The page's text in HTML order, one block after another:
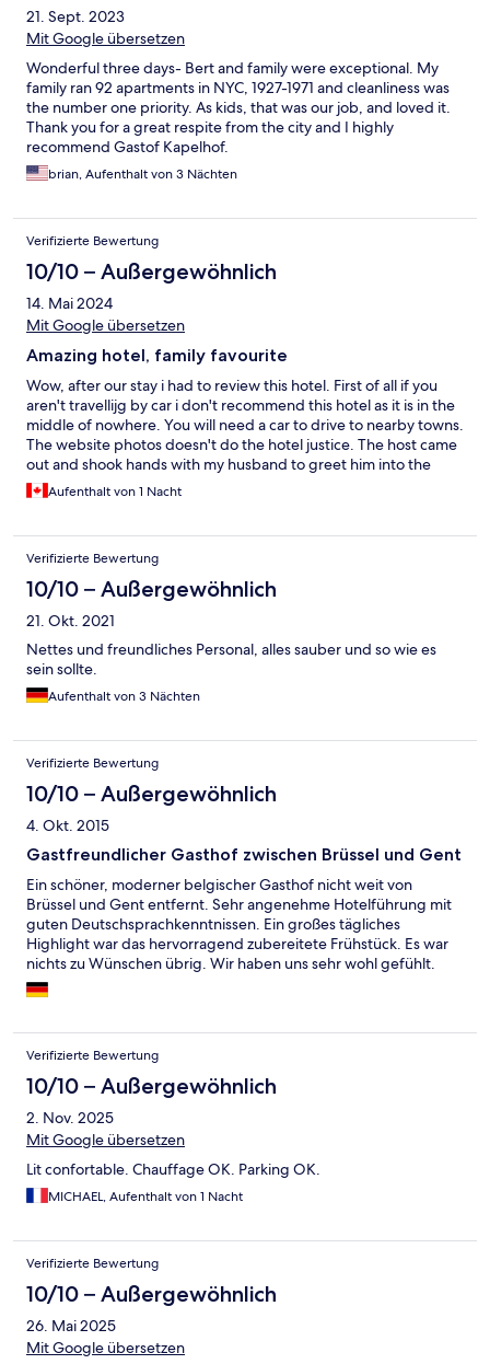
21. Sept. 2023
Mit Google übersetzen
Wonderful three days- Bert and family were exceptional. My
family ran 92 apartments in NYC, 1927-1971 and cleanliness was
the number one priority. As kids, that was our job, and loved it.
Thank you for a great respite from the city and I highly
recommend Gastof Kapelhof.
brian, Aufenthalt von 3 Nächten
Verifizierte Bewertung
10/10 – Außergewöhnlich
14. Mai 2024
Mit Google übersetzen
Amazing hotel, family favourite
Wow, after our stay i had to review this hotel. First of all if you
aren't travellijg by car i don't recommend this hotel as it is in the
middle of nowhere. You will need a car to drive to nearby towns.
The website photos doesn't do the hotel justice. The host came
out and shook hands with my husband to greet him into the
hotel as well as take him on a tour around and show him photos
of his family. The hotel was spotless and beautiful. You can tell
chickens and rabbits. Our kids really enjoyed that. The room or
more like an apartment is huge. We had a one bedroom with a
kitchenette. I wish we had stayed longer. We did the breakfast
buffet and were fed so well. We were given the most amazing
eggs and crepes, fruit, etc...no complaints. Hotel stay felt so
personal and relaxing. Highly highly recommend.
Aufenthalt von 1 Nacht
Verifizierte Bewertung
10/10 – Außergewöhnlich
21. Okt. 2021
Nettes und freundliches Personal, alles sauber und so wie es
sein sollte.
Aufenthalt von 3 Nächten
Verifizierte Bewertung
10/10 – Außergewöhnlich
4. Okt. 2015
Gastfreundlicher Gasthof zwischen Brüssel und Gent
Ein schöner, moderner belgischer Gasthof nicht weit von
Brüssel und Gent entfernt. Sehr angenehme Hotelführung mit
guten Deutschsprachkenntnissen. Ein großes tägliches
Highlight war das hervorragend zubereitete Frühstück. Es war
nichts zu Wünschen übrig. Wir haben uns sehr wohl gefühlt.
Verifizierte Bewertung
10/10 – Außergewöhnlich
2. Nov. 2025
Mit Google übersetzen
Lit confortable. Chauffage OK. Parking OK.
MICHAEL, Aufenthalt von 1 Nacht
Verifizierte Bewertung
10/10 – Außergewöhnlich
26. Mai 2025
Mit Google übersetzen